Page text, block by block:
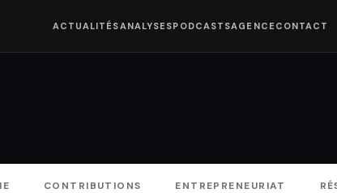
ACTUALITÉSANALYSESPODCASTSAGENCE CONTACT
CONTRIBUTIONS ENTREPRENEURIAT